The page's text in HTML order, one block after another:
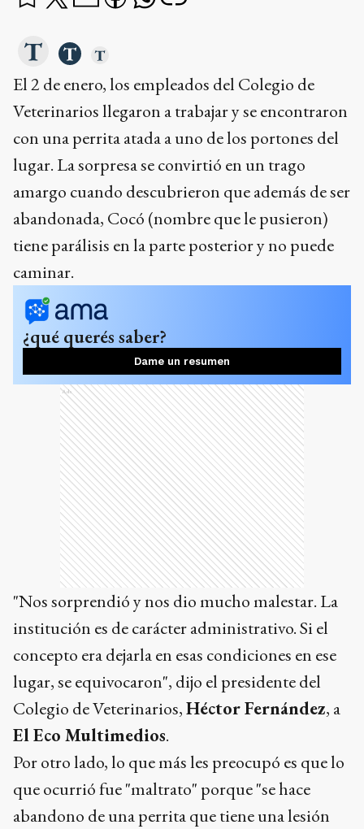
El 2 de enero, los empleados del Colegio de
Veterinarios llegaron a trabajar y se encontraron
con una perrita atada a uno de los portones del
lugar. La sorpresa se convirtió en un trago
amargo cuando descubrieron que además de ser
abandonada, Cocó (nombre que le pusieron)
tiene parálisis en la parte posterior y no puede
caminar.
¿qué querés saber?
Dame un resumen
Ads
"Nos sorprendió y nos dio mucho malestar. La
institución es de carácter administrativo. Si el
concepto era dejarla en esas condiciones en ese
lugar, se equivocaron", dijo el presidente del
Colegio de Veterinarios,Héctor Fernández, a
El Eco Multimedios.
Por otro lado, lo que más les preocupó es que lo
que ocurrió fue "maltrato" porque "se hace
abandono de una perrita que tiene una lesión